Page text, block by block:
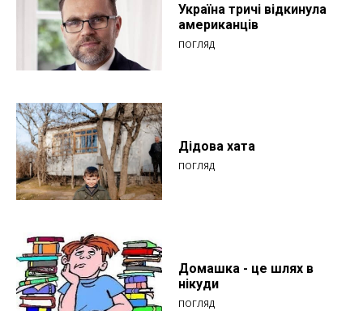
Україна тричі відкинула
американців
ПОГЛЯД
Дідова хата
ПОГЛЯД
Домашка - це шлях в
нікуди
ПОГЛЯД